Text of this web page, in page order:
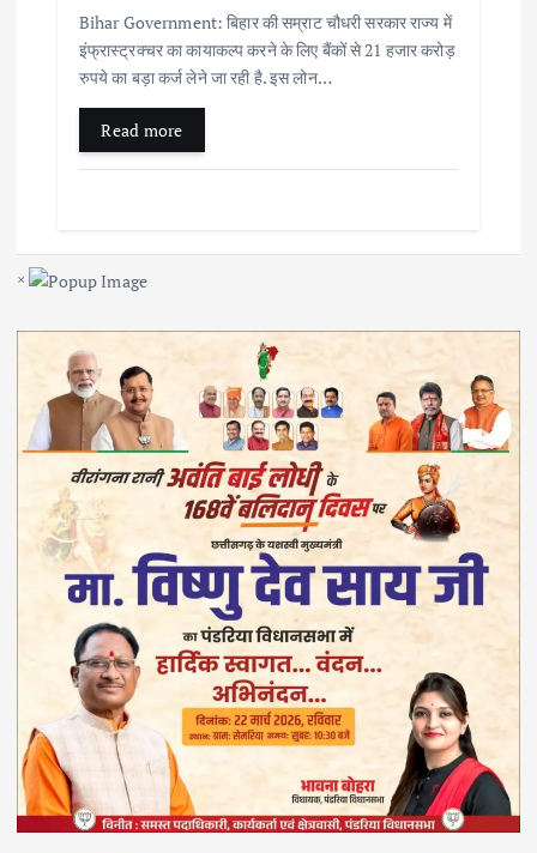
Bihar Government: बिहार की सम्राट चौधरी सरकार राज्य में
इंफ्रास्ट्रक्चर का कायाकल्प करने के लिए बैंकों से 21 हजार करोड़
रुपये का बड़ा कर्ज लेने जा रही है. इस लोन…
Read more
×